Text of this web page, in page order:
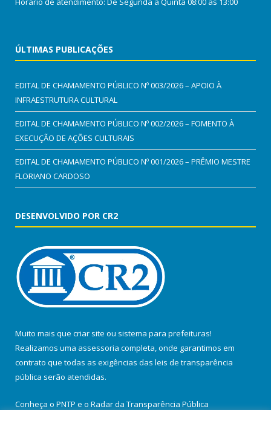
ÚLTIMAS PUBLICAÇÕES
EDITAL DE CHAMAMENTO PÚBLICO Nº 003/2026 – APOIO À
INFRAESTRUTURA CULTURAL
EDITAL DE CHAMAMENTO PÚBLICO Nº 002/2026 – FOMENTO À
EXECUÇÃO DE AÇÕES CULTURAIS
EDITAL DE CHAMAMENTO PÚBLICO Nº 001/2026 – PRÊMIO MESTRE
FLORIANO CARDOSO
DESENVOLVIDO POR CR2
Muito mais que criar site ou sistema para prefeituras!
Realizamos uma assessoria completa, onde garantimos em
contrato que todas as exigências das leis de transparência
pública serão atendidas.
Conheça o PNTP e o Radar da Transparência Pública